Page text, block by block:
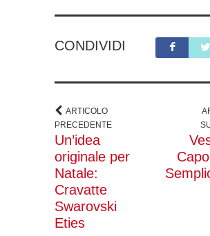
CONDIVIDI
ARTICOLO
PRECEDENTE
Un’idea
originale per
Natale:
Cravatte
Swarovski
Eties